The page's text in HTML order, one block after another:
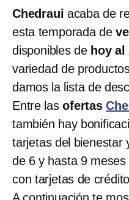
Chedraui acaba de
esta temporada de
disponibles de hoy
variedad de
damos la lista de
Entre lasofertas
también hay
tarjetas del bienestar
de 6 y hasta 9
con tarjetas de